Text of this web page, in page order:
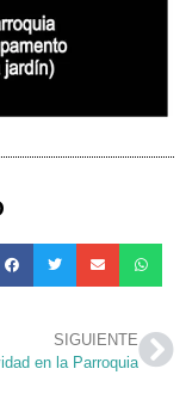
SIGUIENTE
en la Parroquia